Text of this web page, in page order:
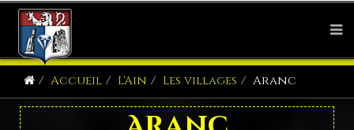
Accueil L'Ain Les villages Aranc